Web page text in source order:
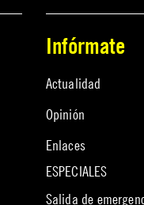
Infórmate
Actualidad
Opinión
Enlaces
ESPECIALES
Salida de